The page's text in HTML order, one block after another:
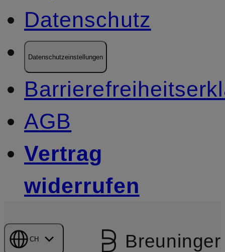
Datenschutz
Datenschutzeinstellungen
AGB
Vertrag
widerrufen
CH Breuninger